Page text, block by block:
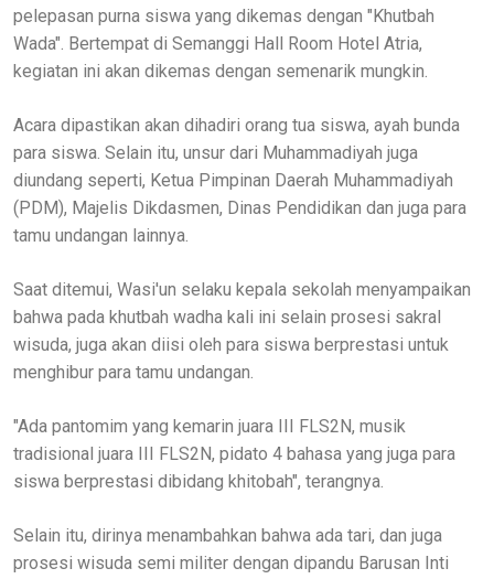
pelepasan purna siswa yang dikemas dengan "Khutbah
Wada". Bertempat di Semanggi Hall Room Hotel Atria,
kegiatan ini akan dikemas dengan semenarik mungkin.
Acara dipastikan akan dihadiri orang tua siswa, ayah bunda
para siswa. Selain itu, unsur dari Muhammadiyah juga
diundang seperti, Ketua Pimpinan Daerah Muhammadiyah
(PDM), Majelis Dikdasmen, Dinas Pendidikan dan juga para
tamu undangan lainnya.
Saat ditemui, Wasi'un selaku kepala sekolah menyampaikan
bahwa pada khutbah wadha kali ini selain prosesi sakral
wisuda, juga akan diisi oleh para siswa berprestasi untuk
menghibur para tamu undangan.
"Ada pantomim yang kemarin juara III FLS2N, musik
tradisional juara III FLS2N, pidato 4 bahasa yang juga para
siswa berprestasi dibidang khitobah", terangnya.
Selain itu, dirinya menambahkan bahwa ada tari, dan juga
prosesi wisuda semi militer dengan dipandu Barusan Inti